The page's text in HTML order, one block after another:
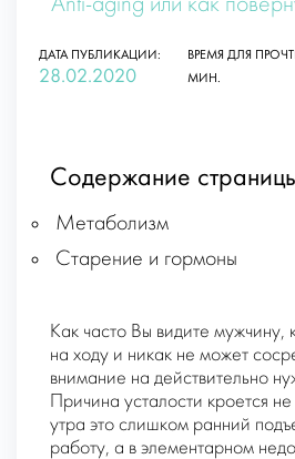
ДАТА ПУБЛИКАЦИИ:
28.02.2020
ВРЕМЯ ДЛЯ
МИН.
Содержание
Метаболизм
Старение и гормоны
Как часто Вы видите мужчину,
на ходу и никак не может
внимание на действительно
Причина усталости кроется
утра это слишком ранний
работу, а в элементарном